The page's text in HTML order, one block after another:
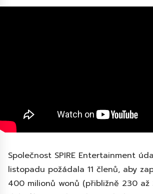
Společnost SPIRE Entertainment
listopadu požádala 11 členů, aby
400 milionů wonů (přibližně 230